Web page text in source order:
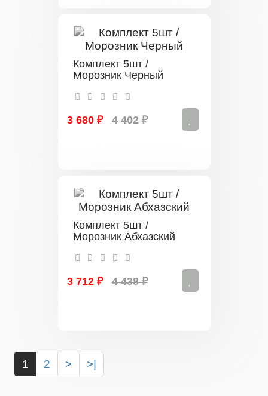
Комплект 5шт /
Морозник Черный
3 680 ₽ 4 402 ₽
Комплект 5шт /
Морозник Абхазский
3 712 ₽ 4 438 ₽
1 2 > >|